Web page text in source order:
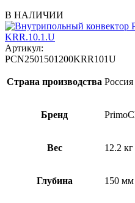
В НАЛИЧИИ
Артикул:
PCN2501501200KRR101U
Страна производства Россия
Бренд
Вес 12.2 кг
Глубина 150 мм